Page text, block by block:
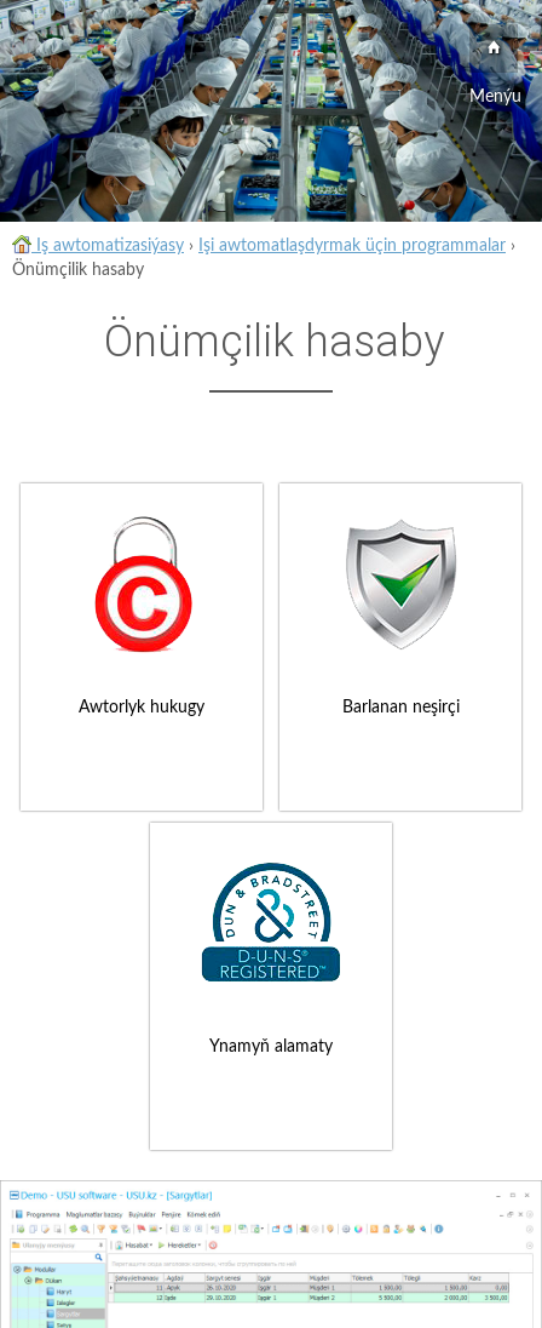
Menýu
Iş awtomatizasiýasy › Işi awtomatlaşdyrmak üçin programmalar ›
Önümçilik hasaby
Önümçilik hasaby
Awtorlyk hukugy Barlanan neşirçi
Ynamyň alamaty